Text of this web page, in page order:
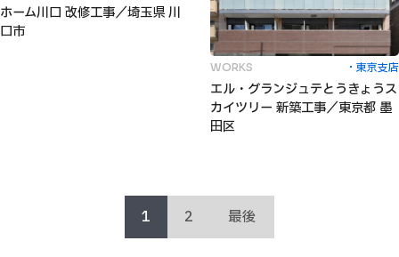
ホーム川口 改修工事／埼玉県 川
口市
WORKS 東京支店
エル・グランジュテとうきょうス
カイツリー 新築工事／東京都 墨
田区
1 2 最後